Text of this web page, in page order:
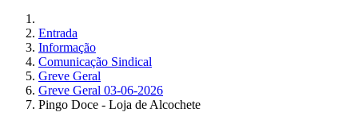
Entrada
Informação
Comunicação Sindical
Greve Geral
Greve Geral 03-06-2026
Pingo Doce - Loja de Alcochete